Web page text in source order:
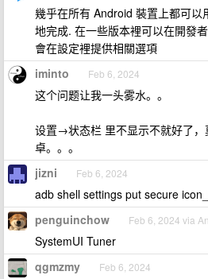
幾乎在所有 Android 裝置上都可
地完成. 在一些版本裡可以在開發
會在設定裡提供相關選項
iminto Feb 6, 2024
这个问题让我一头雾水。。
设置→状态栏 里不显示不就好了，
卓。。。
jizni Feb 6, 2024
adb shell settings put secure
penguinchow Feb 6, 2024 via
SystemUI Tuner
qgmzmy Feb 6, 2024